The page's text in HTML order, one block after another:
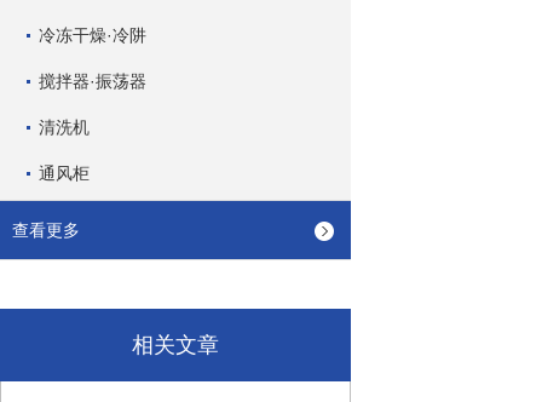
冷冻干燥·冷阱
搅拌器·振荡器
清洗机
通风柜
查看更多
相关文章